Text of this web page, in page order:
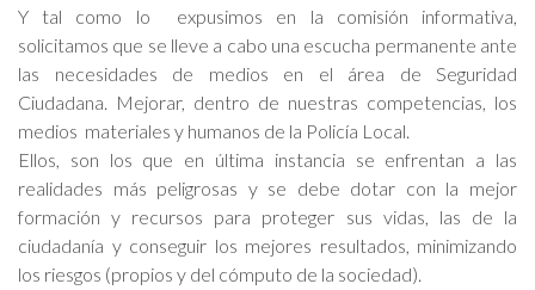
Y tal como lo expusimos en la comisión informativa,
solicitamos que se lleve a cabo una escucha permanente ante
las necesidades de medios en el área de Seguridad
Ciudadana. Mejorar, dentro de nuestras competencias, los
medios materiales y humanos de la Policía Local.
Ellos, son los que en última instancia se enfrentan a las
realidades más peligrosas y se debe dotar con la mejor
formación y recursos para proteger sus vidas, las de la
ciudadanía y conseguir los mejores resultados, minimizando
los riesgos (propios y del cómputo de la sociedad).